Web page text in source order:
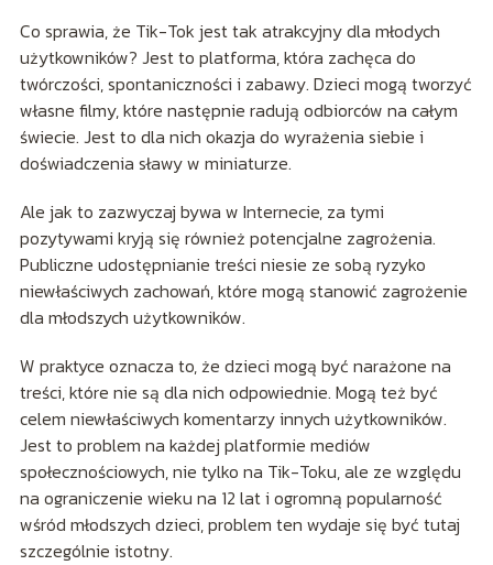
Co sprawia, że Tik-Tok jest tak atrakcyjny dla młodych
użytkowników? Jest to platforma, która zachęca do
twórczości, spontaniczności i zabawy. Dzieci mogą tworzyć
własne filmy, które następnie radują odbiorców na całym
świecie. Jest to dla nich okazja do wyrażenia siebie i
doświadczenia sławy w miniaturze.
Ale jak to zazwyczaj bywa w Internecie, za tymi
pozytywami kryją się również potencjalne zagrożenia.
Publiczne udostępnianie treści niesie ze sobą ryzyko
niewłaściwych zachowań, które mogą stanowić zagrożenie
dla młodszych użytkowników.
W praktyce oznacza to, że dzieci mogą być narażone na
treści, które nie są dla nich odpowiednie. Mogą też być
celem niewłaściwych komentarzy innych użytkowników.
Jest to problem na każdej platformie mediów
społecznościowych, nie tylko na Tik-Toku, ale ze względu
na ograniczenie wieku na 12 lat i ogromną popularność
wśród młodszych dzieci, problem ten wydaje się być tutaj
szczególnie istotny.